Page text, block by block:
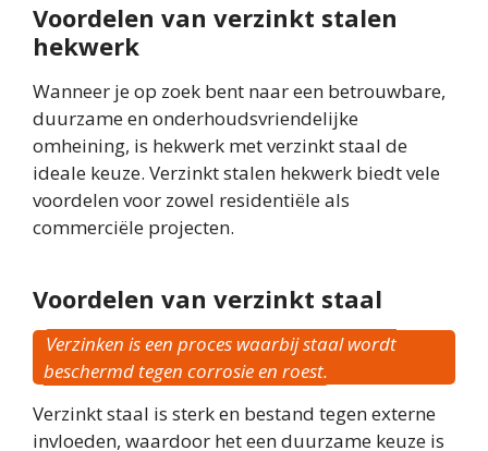
Voordelen van verzinkt stalen
hekwerk
Wanneer je op zoek bent naar een betrouwbare,
duurzame en onderhoudsvriendelijke
omheining, is hekwerk met verzinkt staal de
ideale keuze. Verzinkt stalen hekwerk biedt vele
voordelen voor zowel residentiële als
commerciële projecten.
Voordelen van verzinkt staal
Verzinken is een proces waarbij staal wordt
beschermd tegen corrosie en roest.
Verzinkt staal is sterk en bestand tegen externe
invloeden, waardoor het een duurzame keuze is